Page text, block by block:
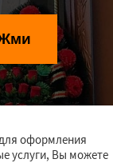
оформления
услуги, Вы можете